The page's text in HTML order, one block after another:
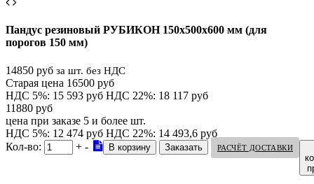
Пандус резиновый РУБИКОН 150х500х600 мм (для
порогов 150 мм)
14850 руб за шт. без НДС
Старая цена 16500 руб
НДС 5%: 15 593 руб НДС 22%: 18 117 руб
11880 руб
цена при заказе 5 и более шт.
НДС 5%: 12 474 руб НДС 22%: 14 493,6 руб
Кол-во:
+ - РАСЧЁТ ДОСТАВКИ